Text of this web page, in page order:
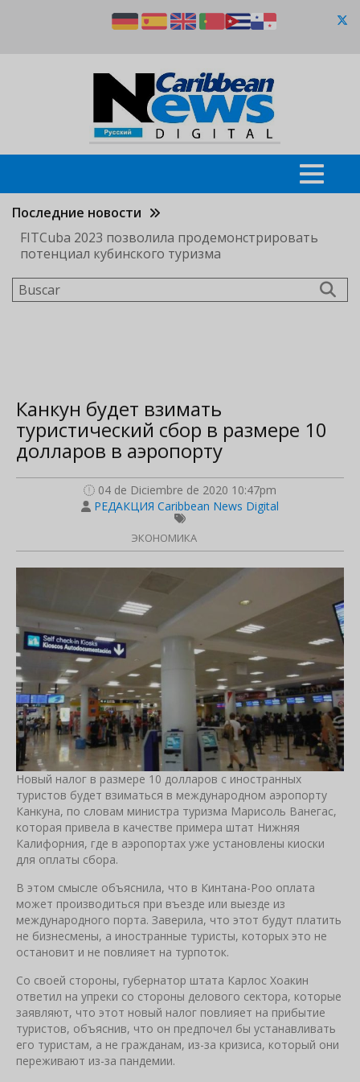
Последние новости
FITCuba 2023 позволила продемонстрировать
потенциал кубинского туризма
Buscar
Канкун будет взимать
туристический сбор в размере 10
долларов в аэропорту
04 de Diciembre de 2020 10:47pm
РЕДАКЦИЯ Caribbean News Digital
ЭКОНОМИКА
Новый налог в размере 10 долларов с иностранных
туристов будет взиматься в международном аэропорту
Канкуна, по словам министра туризма Марисоль Ванегас,
которая привела в качестве примера штат Нижняя
Калифорния, где в аэропортах уже установлены киоски
для оплаты сбора.
В этом смысле объяснила, что в Кинтана-Роо оплата
может производиться при въезде или выезде из
международного порта. Заверила, что этот будут платить
не бизнесмены, а иностранные туристы, которых это не
остановит и не повлияет на турпоток.
Со своей стороны, губернатор штата Карлос Хоакин
ответил на упреки со стороны делового сектора, которые
заявляют, что этот новый налог повлияет на прибытие
туристов, объяснив, что он предпочел бы устанавливать
его туристам, а не гражданам, из-за кризиса, который они
переживают из-за пандемии.